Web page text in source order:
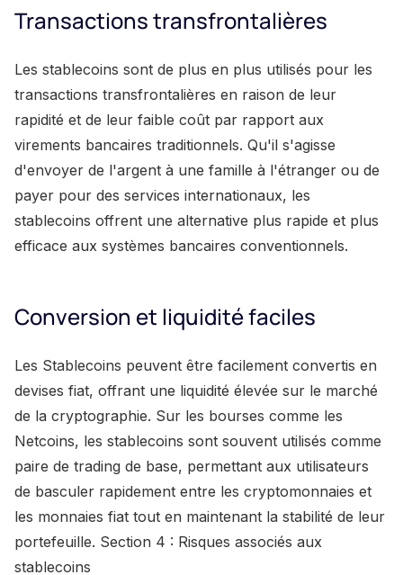
Transactions transfrontalières
Les stablecoins sont de plus en plus utilisés pour les
transactions transfrontalières en raison de leur
rapidité et de leur faible coût par rapport aux
virements bancaires traditionnels. Qu'il s'agisse
d'envoyer de l'argent à une famille à l'étranger ou de
payer pour des services internationaux, les
stablecoins offrent une alternative plus rapide et plus
efficace aux systèmes bancaires conventionnels.
Conversion et liquidité faciles
Les Stablecoins peuvent être facilement convertis en
devises fiat, offrant une liquidité élevée sur le marché
de la cryptographie. Sur les bourses comme les
Netcoins, les stablecoins sont souvent utilisés comme
paire de trading de base, permettant aux utilisateurs
de basculer rapidement entre les cryptomonnaies et
les monnaies fiat tout en maintenant la stabilité de leur
portefeuille. Section 4 : Risques associés aux
stablecoins